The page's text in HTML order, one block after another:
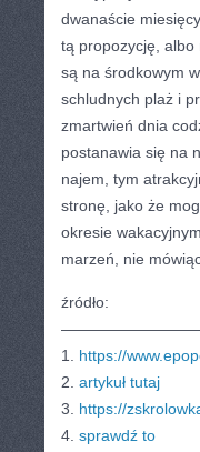
dwanaście
tą propozycję, albo
są na środkowym
schludnych plaż i
zmartwień dnia
postanawia się na
najem, tym
stronę, jako że
okresie
marzeń, nie
źródło:
1. https://
2. artykuł tutaj
3. https://
4. sprawdź to